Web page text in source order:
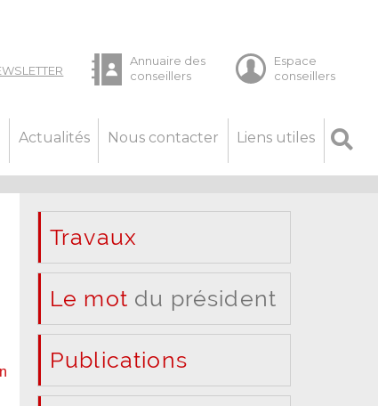
Actualités Nous contacter Liens utiles
Travaux
Le mot du président
Publications